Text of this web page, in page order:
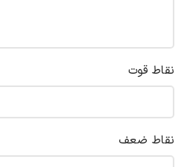
نقاط قوت
نقاط ضعف